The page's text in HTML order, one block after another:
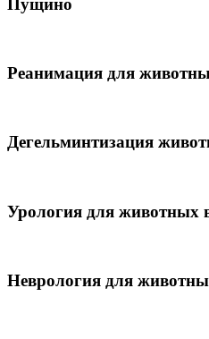
Реанимация для
Дегельминтизация
Урология для животных
Неврология для